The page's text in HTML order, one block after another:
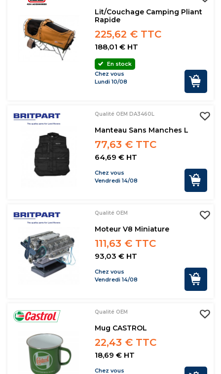
Lit/couchage Camping Pliant
Rapide
225,62 € TTC
188,01 € HT
En stock
Chez vous
Lundi 10/08
Qualité OEM DA3460L
Manteau Sans Manches L
77,63 € TTC
64,69 € HT
Chez vous
Vendredi 14/08
Qualité OEM
Moteur V8 Miniature
111,63 € TTC
93,03 € HT
Chez vous
Vendredi 14/08
Qualité OEM
Mug CASTROL
22,43 € TTC
18,69 € HT
Chez vous